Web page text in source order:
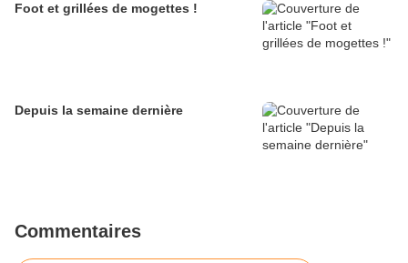
Foot et grillées de mogettes !
Depuis la semaine dernière
Commentaires